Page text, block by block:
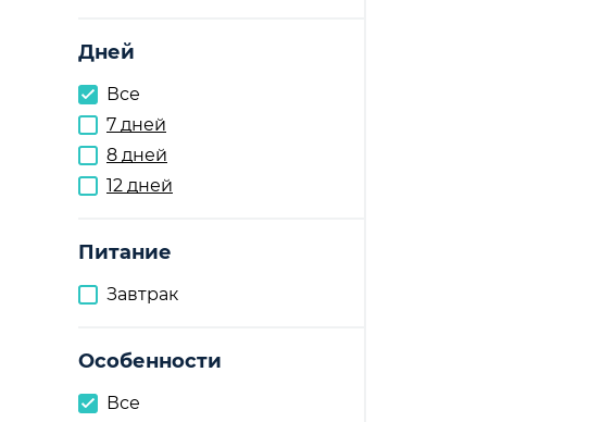
Дней
Все
7 дней
8 дней
12 дней
Питание
Завтрак
Особенности
Все